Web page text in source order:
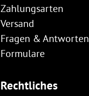
Zahlungsarten
Versand
Fragen & Antworten
Formulare
Rechtliches